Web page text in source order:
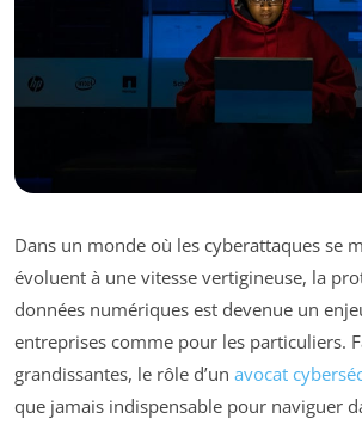
Dans un monde où les cyberattaques se
évoluent à une vitesse vertigineuse, la
données numériques est devenue un
entreprises comme pour les particuliers.
grandissantes, le rôle d’un avocat
que jamais indispensable pour naviguer